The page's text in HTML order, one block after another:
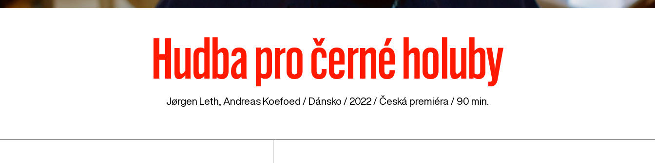
Hudba pro černé holuby
Jørgen Leth, Andreas Koefoed / Dánsko / 2022 / Česká premiéra / 90 min.